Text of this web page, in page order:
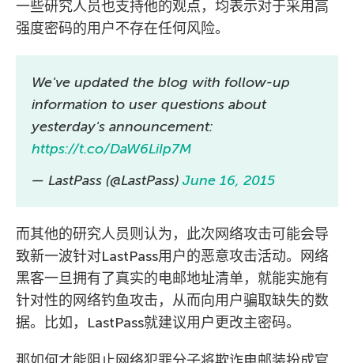
一些研究人员也支持他的观点，均表示对于采用高
强度密码的用户不存在任何风险。
We've updated the blog with follow-up
information to user questions about
yesterday's announcement:
https://t.co/DaW6LiIp7M
— LastPass (@LastPass) June 16, 2015
而其他的研究人员则认为，此次网络攻击可能会导
致新一波针对LastPass用户的恶意攻击活动。网络
黑客一旦拥有了真实的电邮地址清单，就能实施有
针对性的网络钓鱼攻击，从而向用户骗取缺失的数
据。比如，LastPass就建议用户更改主密码。